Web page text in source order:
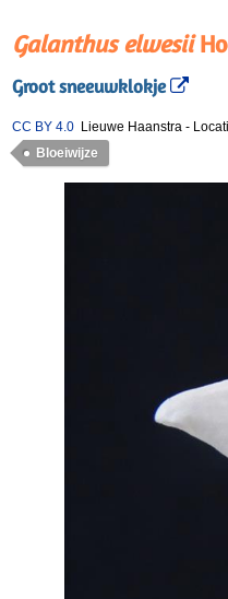
Galanthus elwesii
Groot sneeuwklokje
CC BY 4.0 Lieuwe Haanstra -
Bloeiwijze